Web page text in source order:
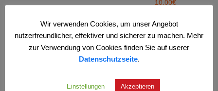
10,00€
Wir verwenden Cookies, um unser Angebot
nutzerfreundlicher, effektiver und sicherer zu machen. Mehr
zur Verwendung von Cookies finden Sie auf userer
Datenschutzseite.
Einstellungen Akzeptieren